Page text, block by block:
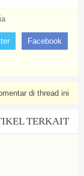
Facebook
di thread ini
TERKAIT